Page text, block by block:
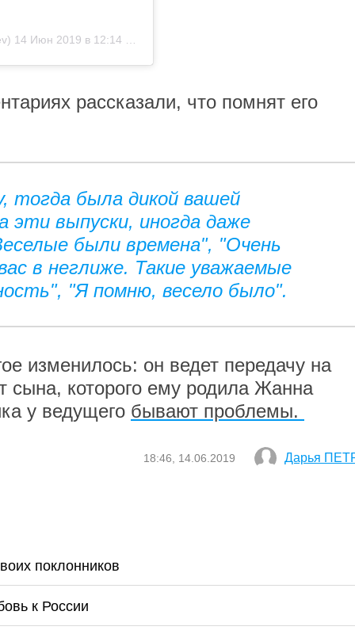
14 Июн 2019 в 12:14 PDT
рассказали, что помнят его
тогда была дикой вашей
эти выпуски, иногда даже
были времена", "Очень
в неглиже. Такие уважаемые
"Я помню, весело было".
изменилось: он ведет передачу на
сына, которого ему родила Жанна
у ведущего бывают проблемы.
18:46, 14.06.2019 Дарья
поклонников
к России